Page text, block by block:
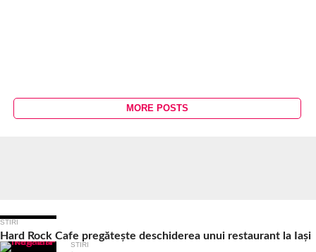
MORE POSTS
STIRI
Hard Rock Cafe pregătește deschiderea unui restaurant la Iași
STIRI